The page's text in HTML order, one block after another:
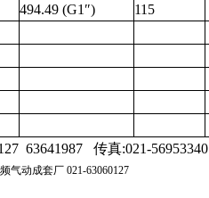
494.49 (G1″)
115
63641987 传真:021-56953340
气动成套厂 021-63060127